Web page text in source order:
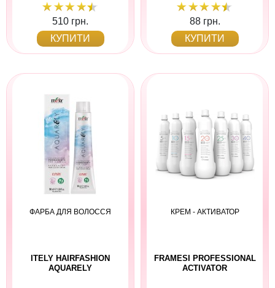
510 грн.
КУПИТИ
88 грн.
КУПИТИ
ФАРБА ДЛЯ ВОЛОССЯ
ITELY HAIRFASHION
AQUARELY
КРЕМ - АКТИВАТОР
FRAMESI PROFESSIONAL
ACTIVATOR